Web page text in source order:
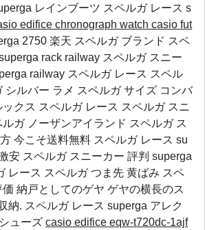
レインブーツ スペルガ レース s
edifice chronograph watch casio fut
2750 楽天 スペルガ ブランド スペ
rack railway スペルガ スニー
railway スペルガ レース スペル
シルバー ラメ スペルガ サイズ コンバ
クス スペルガ レース スペルガ スニ
ガ ノーザンアイランド スペルガ ス
今こそ送料無料 スペルガ レース su
安 スペルガ スニーカー 評判 superga
レース スペルガ つま先 黄ばみ スペ
納戸としてのゲヤ ゲヤの横長のス
納. スペルガ レース superga アレク
ューズ casio edifice eqw-t720dc-1ajf